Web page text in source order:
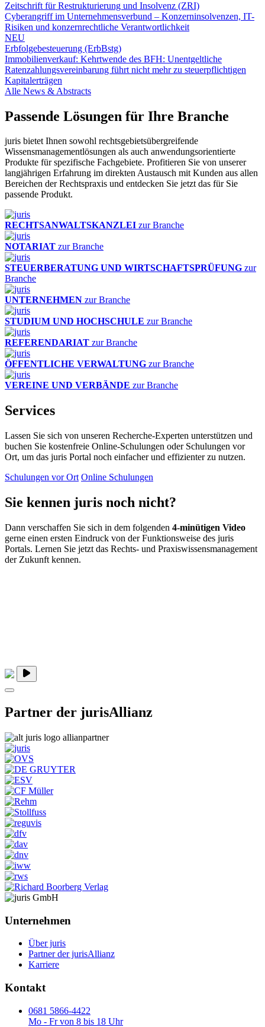
Zeitschrift für Restrukturierung und Insolvenz (ZRI)
Cyberangriff im Unternehmensverbund – Konzerninsolvenzen, IT-
Risiken und konzernrechtliche Verantwortlichkeit
NEU
Erbfolgebesteuerung (ErbBstg)
Immobilienverkauf: Kehrtwende des BFH: Unentgeltliche
Ratenzahlungsvereinbarung führt nicht mehr zu steuerpflichtigen
Kapitalerträgen
Alle News & Abstracts
Passende Lösungen für Ihre Branche
juris bietet Ihnen sowohl rechtsgebietsübergreifende
Wissensmanagementlösungen als auch anwendungsorientierte
Produkte für spezifische Fachgebiete. Profitieren Sie von unserer
langjährigen Erfahrung im direkten Austausch mit Kunden aus allen
Bereichen der Rechtspraxis und entdecken Sie jetzt das für Sie
passende Produkt.
RECHTSANWALTSKANZLEI zur Branche
NOTARIAT zur Branche
STEUERBERATUNG UND WIRTSCHAFTSPRÜFUNG zur
Branche
UNTERNEHMEN zur Branche
STUDIUM UND HOCHSCHULE zur Branche
REFERENDARIAT zur Branche
ÖFFENTLICHE VERWALTUNG zur Branche
VEREINE UND VERBÄNDE zur Branche
Services
Lassen Sie sich von unseren Recherche-Experten unterstützen und
buchen Sie kostenfreie Online-Schulungen oder Schulungen vor
Ort, um das juris Portal noch einfacher und effizienter zu nutzen.
Schulungen vor Ort Online Schulungen
Sie kennen juris noch nicht?
Dann verschaffen Sie sich in dem folgenden 4-minütigen Video
gerne einen ersten Eindruck von der Funktionsweise des juris
Portals. Lernen Sie jetzt das Rechts- und Praxiswissensmanagement
der Zukunft kennen.
Partner der jurisAllianz
Unternehmen
Über juris
Partner der jurisAllianz
Karriere
Kontakt
0681 5866-4422
Mo - Fr von 8 bis 18 Uhr